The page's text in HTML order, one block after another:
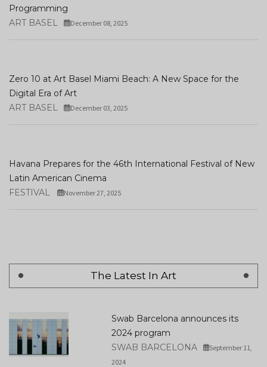
Programming
ART BASEL
December 08, 2025
Zero 10 at Art Basel Miami Beach: A New Space for the
Digital Era of Art
ART BASEL
December 03, 2025
Havana Prepares for the 46th International Festival of New
Latin American Cinema
FESTIVAL
November 27, 2025
The Latest In Art
Swab Barcelona announces its
2024 program
SWAB BARCELONA
September 11,
2024